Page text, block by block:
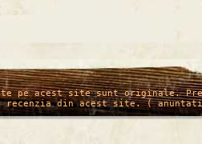
pe acest site sunt originale.
recenzia din acest site. (